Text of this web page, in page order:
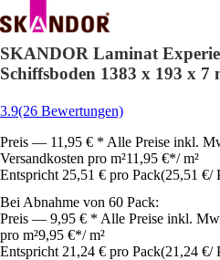
SKANDOR Laminat
Schiffsboden 1383 x 193 x 7
3.9(26 Bewertungen)
Preis — 11,95 € * Alle Preise inkl.
Versandkosten pro m²11,95 €*/ m²
Entspricht 25,51 € pro Pack(25,51 €/
Bei Abnahme von 60 Pack:
Preis — 9,95 € * Alle Preise inkl.
pro m²9,95 €*/ m²
Entspricht 21,24 € pro Pack(21,24 €/